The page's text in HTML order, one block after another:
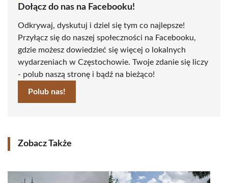
Dołącz do nas na Facebooku!
Odkrywaj, dyskutuj i dziel się tym co najlepsze!
Przyłącz się do naszej społeczności na Facebooku,
gdzie możesz dowiedzieć się więcej o lokalnych
wydarzeniach w Częstochowie. Twoje zdanie się liczy
- polub naszą stronę i bądź na bieżąco!
Polub nas!
Zobacz Także